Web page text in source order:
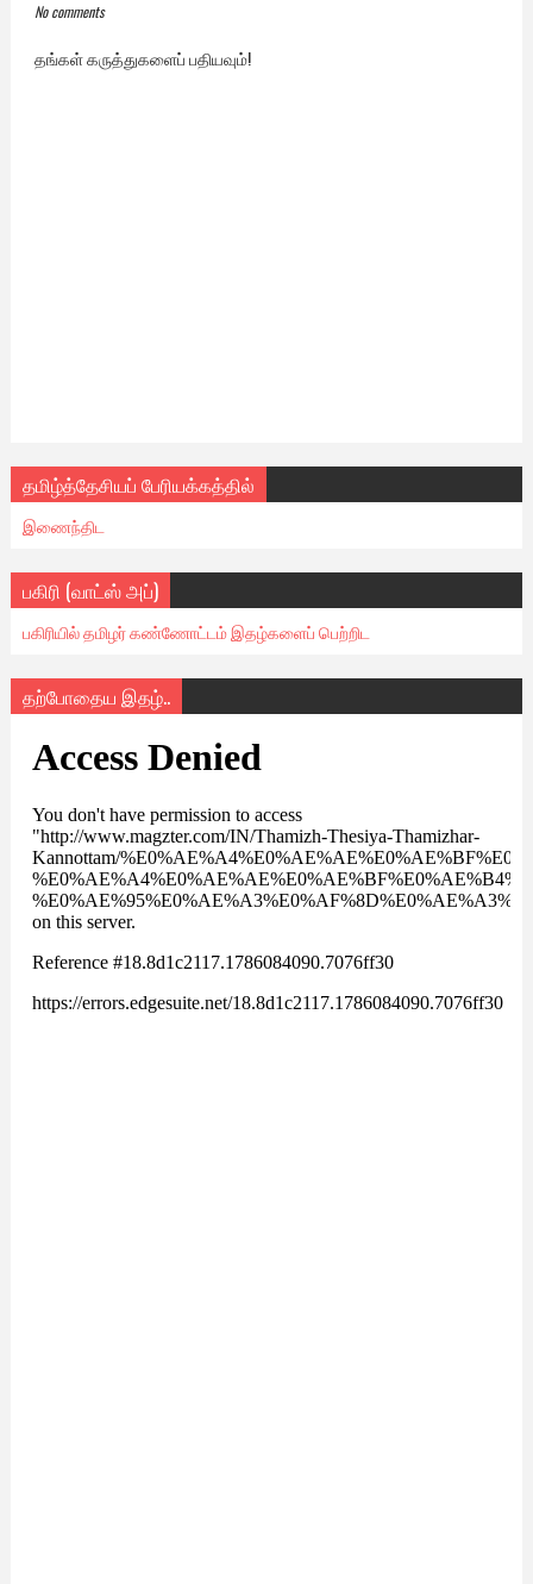
No comments
தங்கள் கருத்துகளைப் பதியவும்!
தமிழ்த்தேசியப் பேரியக்கத்தில்
இணைந்திட
பகிரி (வாட்ஸ் அப்)
பகிரியில் தமிழர் கண்ணோட்டம் இதழ்களைப் பெற்றிட
தற்போதைய இதழ்..